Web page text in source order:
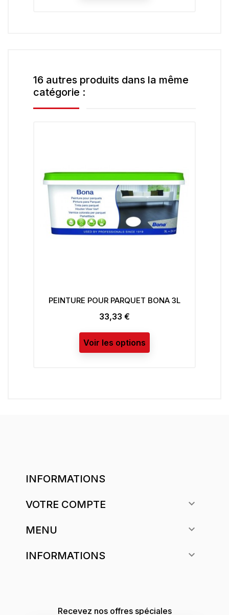
16 autres produits dans la même
catégorie :
POUR PARQUET BONA 3L
Voir les options
Peinture
INFORMATIONS
VOTRE COMPTE 
MENU 
INFORMATIONS 
Recevez nos offres spéciales